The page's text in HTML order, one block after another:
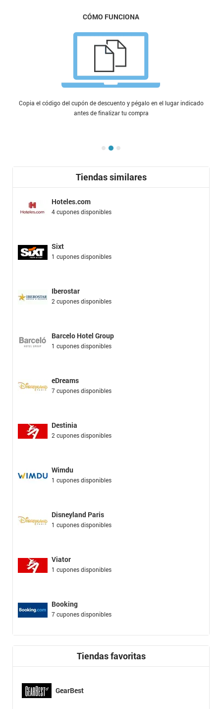
CÓMO FUNCIONA
Copia el código del cupón de descuento y pégalo en el lugar indicado
antes de finalizar tu compra
Tiendas similares
Hoteles.com
4 cupones disponibles
Sixt
1 cupones disponibles
Iberostar
2 cupones disponibles
Barcelo Hotel Group
1 cupones disponibles
eDreams
7 cupones disponibles
Destinia
2 cupones disponibles
Wimdu
1 cupones disponibles
Disneyland Paris
1 cupones disponibles
Viator
1 cupones disponibles
Booking
7 cupones disponibles
Tiendas favoritas
GearBest